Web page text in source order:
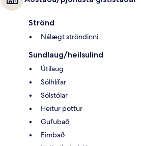
Strönd
Nálægt ströndinni
Sundlaug/heilsulind
Útilaug
Sólhlífar
Sólstólar
Heitur pottur
Gufubað
Eimbað